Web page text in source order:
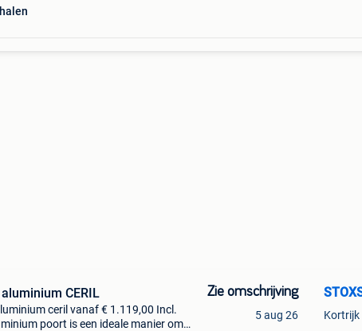
CERIL
ceril vanaf € 1.119,00 Incl.
poort is een ideale manier om
Zie omschrijving
5 aug 26 Kortrijk